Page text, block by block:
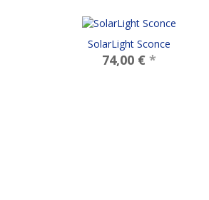
SolarLight Sconce
74,00 € *